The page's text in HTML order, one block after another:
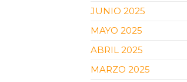
JUNIO 2025
MAYO 2025
ABRIL 2025
MARZO 2025